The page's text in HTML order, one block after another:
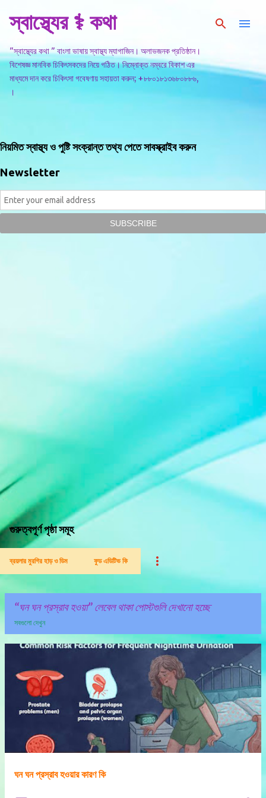
সরাসরি প্রধান সামগ্রীতে চলে যান
স্বাস্থ্যের ⚕️ কথা
"স্বাস্থ্যের কথা " বাংলা ভাষায় স্বাস্থ্য ম্যাগাজিন। অলাভজনক প্রতিষ্ঠান।
বিশেষজ্ঞ মানবিক চিকিৎসকদের নিয়ে গঠিত। নিম্নোক্ত নম্বরে বিকাশ এর
মাধ্যমে দান করে চিকিৎসা গবেষণায় সহায়তা করুন; +৮৮০১৮১৩৬৮০৮৮৬,
।
নিয়মিত স্বাস্থ্য ও পুষ্টি সংক্রান্ত তথ্য পেতে সাবস্ক্রাইব করুন
Newsletter
গুরুত্বপূর্ণ পৃষ্ঠা সমূহ
ব্রয়লার মুরগির হাড় ও ডিম ফুড এডিটিভ কি
ঘন ঘন প্রস্রাব হওয়া লেবেল থাকা পোস্টগুলি দেখানো হচ্ছে
সবগুলো দেখুন
ঘন ঘন প্রস্রাব হওয়ার কারণ কি